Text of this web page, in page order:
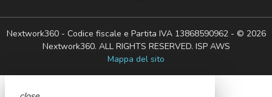
Nextwork360 - Codice fiscale e Partita IVA 13868590962 - © 2026
Nextwork360. ALL RIGHTS RESERVED. ISP AWS
Mappa del sito